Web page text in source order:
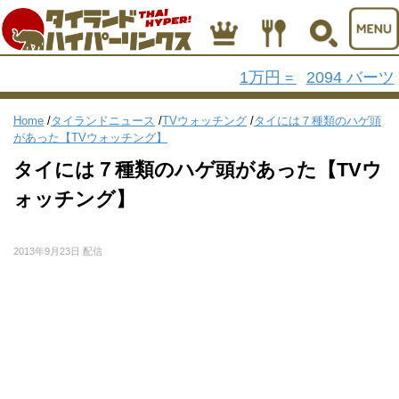
1万円 = 2094 バーツ
Home /タイランドニュース /TVウォッチング /タイには７種類のハゲ頭
があった【TVウォッチング】
タイには７種類のハゲ頭があった【TVウ
ォッチング】
2013年9月23日 配信